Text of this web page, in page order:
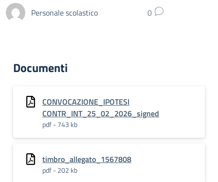
Personale scolastico 0
Documenti
CONVOCAZIONE_IPOTESI
CONTR_INT_25_02_2026_signed
pdf - 743 kb
timbro_allegato_1567808
pdf - 202 kb